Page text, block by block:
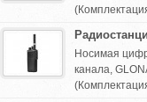
Носимая
канала,